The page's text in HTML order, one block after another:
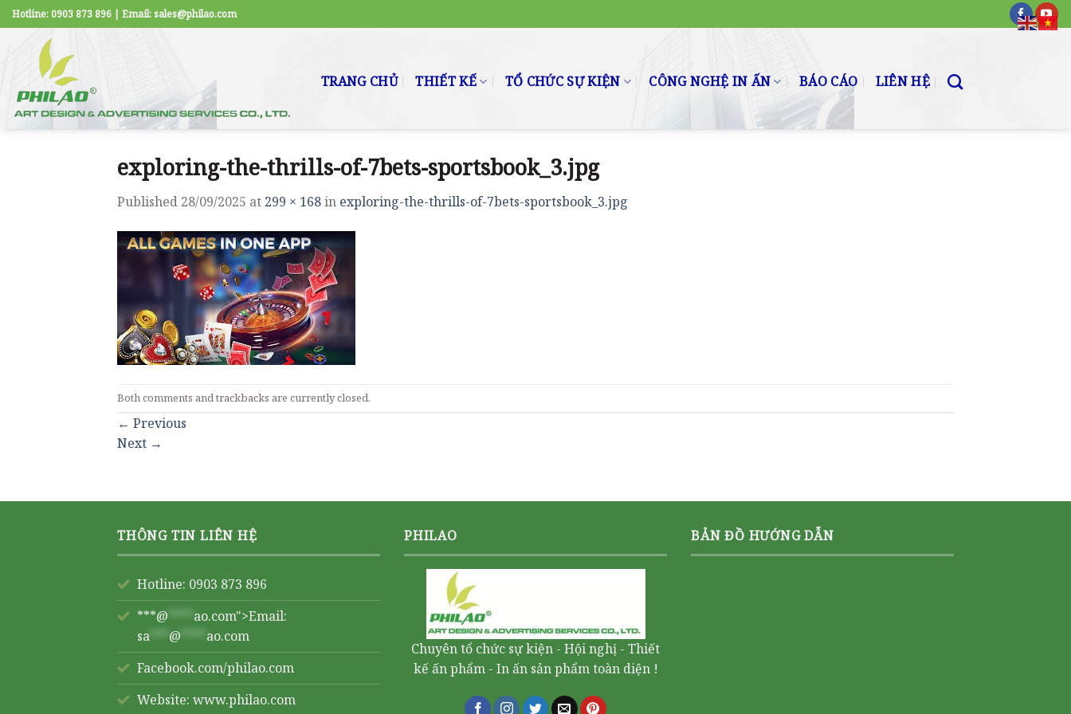
Skip
to
content
Hotline: 0903 873 896 | Email: sales@philao.com
TRANG CHỦ THIẾT KẾ TỔ CHỨC SỰ KIỆN CÔNG NGHỆ IN ẤN BÁO CÁO LIÊN HỆ
exploring-the-thrills-of-7bets-sportsbook_3.jpg
Published 28/09/2025 at 299 × 168in exploring-the-thrills-of-7bets-sportsbook_3.jpg
Both comments and trackbacks are currently closed.
← Previous
Next →
THÔNG TIN LIÊN HỆ
Hotline: 0903 873 896
***@ **** ao.com">Email:
sa *** @ **** ao.com
Facebook.com/philao.com
Website: www.philao.com
PHILAO
Chuyên tổ chức sự kiện - Hội nghị - Thiết
kế ấn phẩm - In ấn sản phẩm toàn diện !
BẢN ĐỒ HƯỚNG DẪN